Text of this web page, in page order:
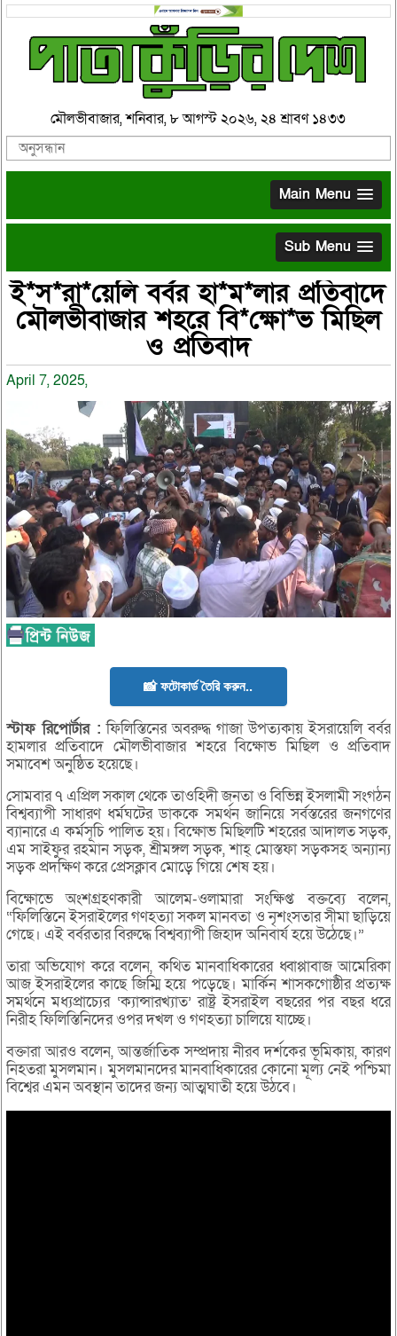
মৌলভীবাজার, শনিবার, ৮ আগস্ট ২০২৬, ২৪ শ্রাবণ ১৪৩৩
Main Menu
Sub Menu
ই*স*রা*য়েলি বর্বর হা*ম*লার প্রতিবাদে
মৌলভীবাজার শহরে বি*ক্ষো*ভ মিছিল
ও প্রতিবাদ
April 7, 2025,
📸 ফটোকার্ড তৈরি করুন..
স্টাফরিপোর্টার : ফিলিস্তিনের অবরুদ্ধ গাজা উপত্যকায় ইসরায়েলি বর্বর
হামলার প্রতিবাদে মৌলভীবাজার শহরে বিক্ষোভ মিছিল ও প্রতিবাদ
সমাবেশ অনুষ্ঠিত হয়েছে।
সোমবার ৭ এপ্রিল সকাল থেকে তাওহিদী জনতা ও বিভিন্ন ইসলামী সংগঠন
বিশ্বব্যাপী সাধারণ ধর্মঘটের ডাককে সমর্থন জানিয়ে সর্বস্তরের জনগণের
ব্যানারে এ কর্মসূচি পালিত হয়। বিক্ষোভ মিছিলটি শহরের আদালত সড়ক,
এম সাইফুর রহমান সড়ক, শ্রীমঙ্গল সড়ক, শাহ্ মোস্তফা সড়কসহ অন্যান্য
সড়ক প্রদক্ষিণ করে প্রেসক্লাব মোড়ে গিয়ে শেষ হয়।
বিক্ষোভে অংশগ্রহণকারী আলেম-ওলামারা সংক্ষিপ্ত বক্তব্যে বলেন,
“ফিলিস্তিনে ইসরাইলের গণহত্যা সকল মানবতা ও নৃশংসতার সীমা ছাড়িয়ে
গেছে। এই বর্বরতার বিরুদ্ধে বিশ্বব্যাপী জিহাদ অনিবার্য হয়ে উঠেছে।”
তারা অভিযোগ করে বলেন, কথিত মানবাধিকারের ধ্বাপ্পাবাজ আমেরিকা
আজ ইসরাইলের কাছে জিম্মি হয়ে পড়েছে। মার্কিন শাসকগোষ্ঠীর প্রত্যক্ষ
সমর্থনে মধ্যপ্রাচ্যের ‘ক্যান্সারখ্যাত’ রাষ্ট্র ইসরাইল বছরের পর বছর ধরে
নিরীহ ফিলিস্তিনিদের ওপর দখল ও গণহত্যা চালিয়ে যাচ্ছে।
বক্তারা আরও বলেন, আন্তর্জাতিক সম্প্রদায় নীরব দর্শকের ভূমিকায়, কারণ
নিহতরা মুসলমান। মুসলমানদের মানবাধিকারের কোনো মূল্য নেই পশ্চিমা
বিশ্বের এমন অবস্থান তাদের জন্য আত্মঘাতী হয়ে উঠবে।